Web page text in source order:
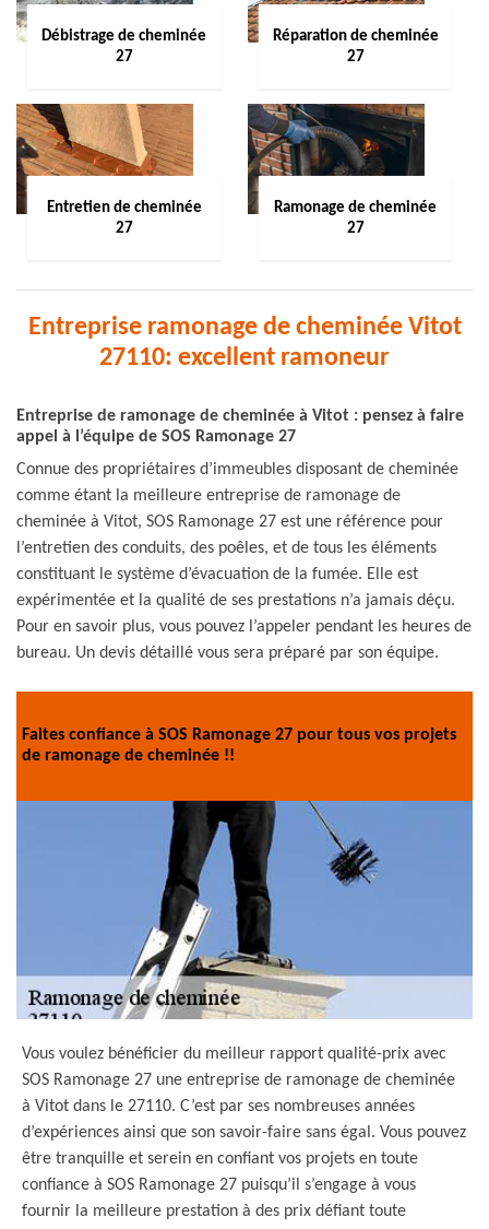
Débistrage de cheminée
27
Réparation de cheminée
27
Entretien de cheminée
27
Ramonage de cheminée
27
Entreprise ramonage de cheminée Vitot
27110: excellent ramoneur
Entreprise de ramonage de cheminée à Vitot : pensez à faire
appel à l’équipe de SOS Ramonage 27
Connue des propriétaires d’immeubles disposant de cheminée
comme étant la meilleure entreprise de ramonage de
cheminée à Vitot, SOS Ramonage 27 est une référence pour
l’entretien des conduits, des poêles, et de tous les éléments
constituant le système d’évacuation de la fumée. Elle est
expérimentée et la qualité de ses prestations n’a jamais déçu.
Pour en savoir plus, vous pouvez l’appeler pendant les heures de
bureau. Un devis détaillé vous sera préparé par son équipe.
Faites confiance à SOS Ramonage 27 pour tous vos projets
de ramonage de cheminée !!
Vous voulez bénéficier du meilleur rapport qualité-prix avec
SOS Ramonage 27 une entreprise de ramonage de cheminée
à Vitot dans le 27110. C’est par ses nombreuses années
d’expériences ainsi que son savoir-faire sans égal. Vous pouvez
être tranquille et serein en confiant vos projets en toute
confiance à SOS Ramonage 27 puisqu’il s’engage à vous
fournir la meilleure prestation à des prix défiant toute